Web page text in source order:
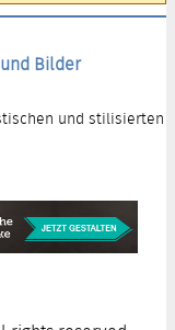
Bilder
und stilisierten